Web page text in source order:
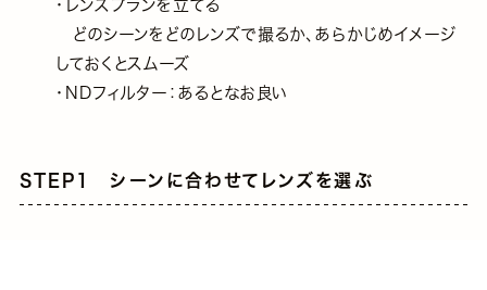
・レンズプランを立てる
どのシーンをどのレンズで撮るか、あらかじめイメージ
しておくとスムーズ
・NDフィルター：あるとなお良い
STEP1 シーンに合わせてレンズを選ぶ